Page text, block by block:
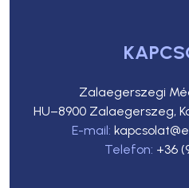
Zalaegerszegi
HU–8900 Zalaegerszeg,
E-mail:
Telefon: +36